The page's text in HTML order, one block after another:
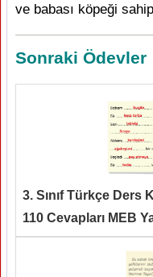
ve babası köpeği
Sonraki Ödevler
3. Sınıf Türkçe Ders
110 Cevapları MEB